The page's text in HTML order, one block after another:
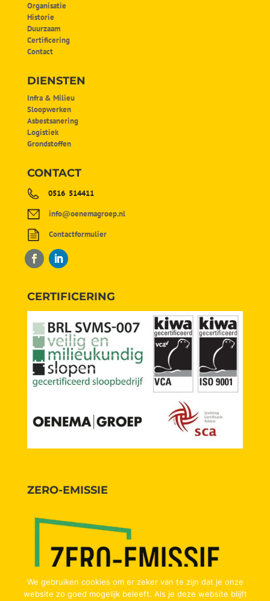
Organisatie
Historie
Duurzaam
Certificering
Contact
DIENSTEN
Infra & Milieu
Sloopwerken
Asbestsanering
Logistiek
Grondstoffen
CONTACT
0516 514411
info@oenemagroep.nl
Contactformulier
CERTIFICERING
ZERO-EMISSIE
We gebruiken cookies om er zeker van te zijn dat je onze
website zo goed mogelijk beleeft. Als je deze website blijft